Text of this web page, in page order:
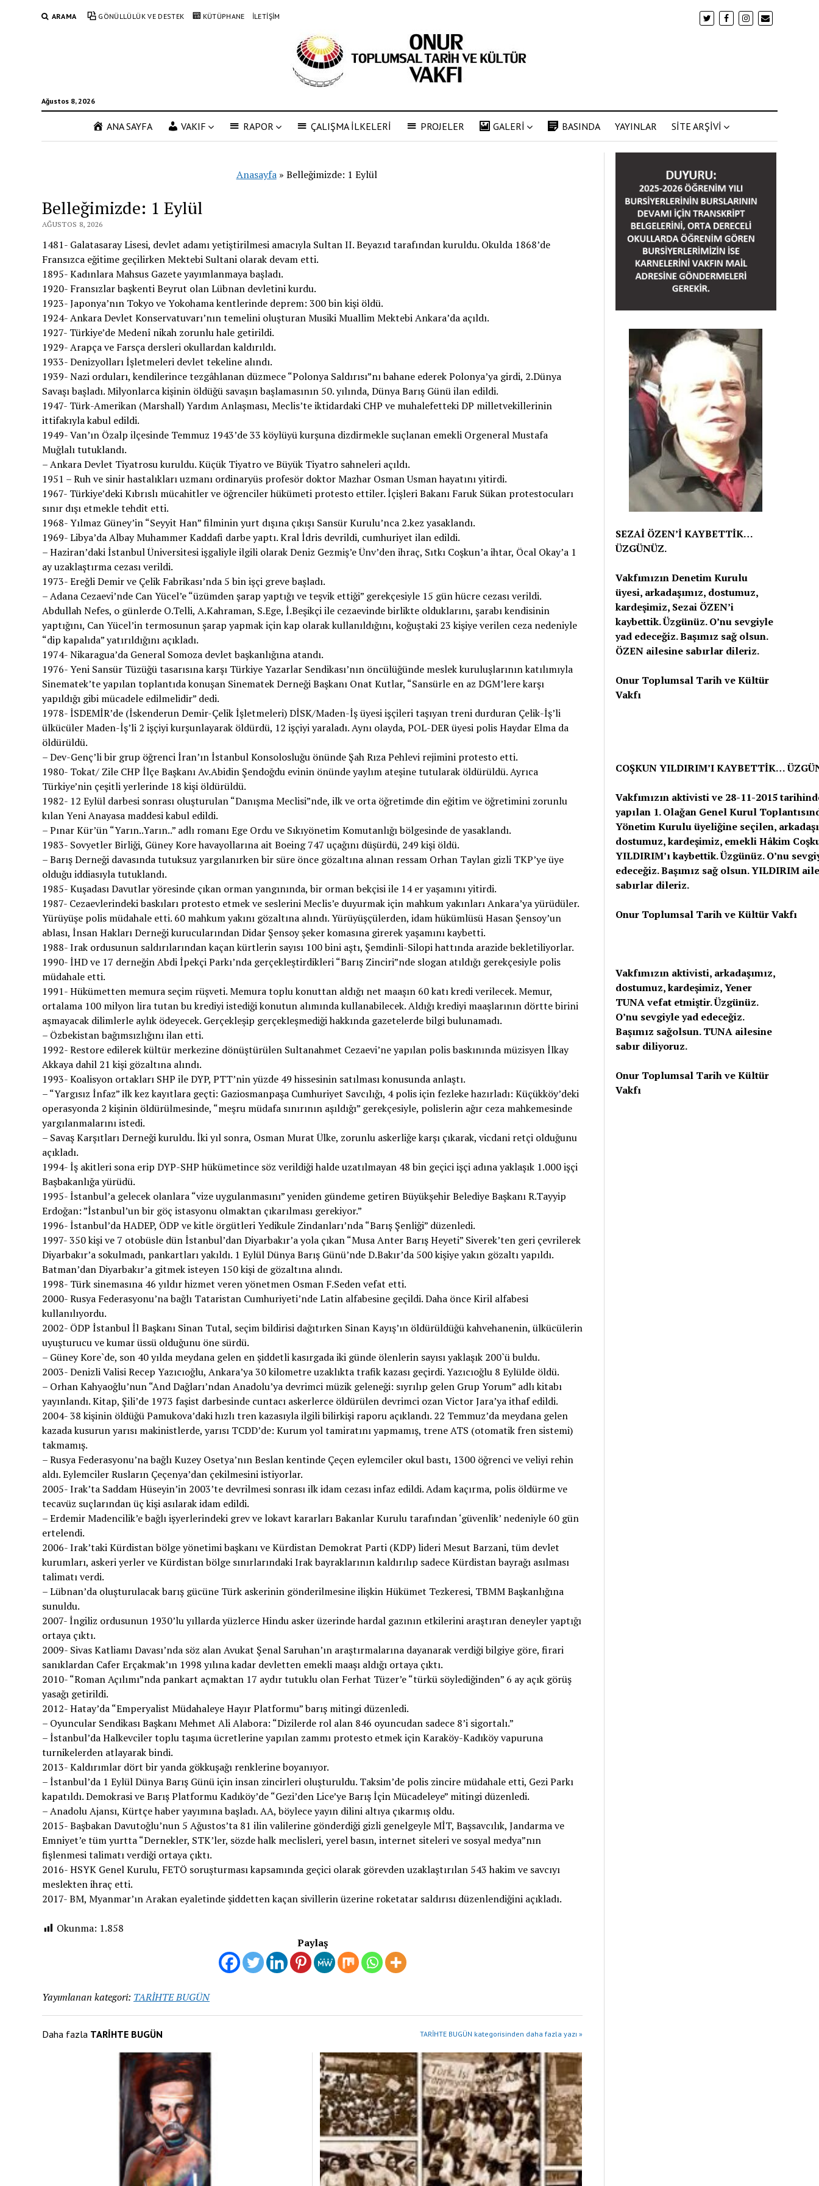
ARAMA GÖNÜLLÜLÜK VE DESTEK KÜTÜPHANE İLETİŞİM
Ağustos 8, 2026
ANA SAYFA VAKIF RAPOR ÇALIŞMA İLKELERİ PROJELER GALERİ BASINDA YAYINLAR SİTE ARŞİVİ
Anasayfa» Belleğimizde: 1 Eylül
Belleğimizde: 1 Eylül
AĞUSTOS 8, 2026
1481- Galatasaray Lisesi, devlet adamı yetiştirilmesi amacıyla Sultan II. Beyazıd tarafından kuruldu. Okulda 1868’de
Fransızca eğitime geçilirken Mektebi Sultani olarak devam etti.
1895- Kadınlara Mahsus Gazete yayımlanmaya başladı.
1920- Fransızlar başkenti Beyrut olan Lübnan devletini kurdu.
1923- Japonya’nın Tokyo ve Yokohama kentlerinde deprem: 300 bin kişi öldü.
1924- Ankara Devlet Konservatuvarı’nın temelini oluşturan Musiki Muallim Mektebi Ankara’da açıldı.
1927- Türkiye’de Medenî nikah zorunlu hale getirildi.
1929- Arapça ve Farsça dersleri okullardan kaldırıldı.
1933- Denizyolları İşletmeleri devlet tekeline alındı.
1939- Nazi orduları, kendilerince tezgâhlanan düzmece “Polonya Saldırısı”nı bahane ederek Polonya’ya girdi, 2.Dünya
Savaşı başladı. Milyonlarca kişinin öldüğü savaşın başlamasının 50. yılında, Dünya Barış Günü ilan edildi.
1947- Türk-Amerikan (Marshall) Yardım Anlaşması, Meclis’te iktidardaki CHP ve muhalefetteki DP milletvekillerinin
ittifakıyla kabul edildi.
1949- Van’ın Özalp ilçesinde Temmuz 1943’de 33 köylüyü kurşuna dizdirmekle suçlanan emekli Orgeneral Mustafa
Muğlalı tutuklandı.
– Ankara Devlet Tiyatrosu kuruldu. Küçük Tiyatro ve Büyük Tiyatro sahneleri açıldı.
1951 – Ruh ve sinir hastalıkları uzmanı ordinaryüs profesör doktor Mazhar Osman Usman hayatını yitirdi.
1967- Türkiye’deki Kıbrıslı mücahitler ve öğrenciler hükümeti protesto ettiler. İçişleri Bakanı Faruk Sükan protestocuları
sınır dışı etmekle tehdit etti.
1968- Yılmaz Güney’in “Seyyit Han” filminin yurt dışına çıkışı Sansür Kurulu’nca 2.kez yasaklandı.
1969- Libya’da Albay Muhammer Kaddafi darbe yaptı. Kral İdris devrildi, cumhuriyet ilan edildi.
– Haziran’daki İstanbul Üniversitesi işgaliyle ilgili olarak Deniz Gezmiş’e Ünv’den ihraç, Sıtkı Coşkun’a ihtar, Öcal Okay’a 1
ay uzaklaştırma cezası verildi.
1973- Ereğli Demir ve Çelik Fabrikası’nda 5 bin işçi greve başladı.
– Adana Cezaevi’nde Can Yücel’e “üzümden şarap yaptığı ve teşvik ettiği” gerekçesiyle 15 gün hücre cezası verildi.
Abdullah Nefes, o günlerde O.Telli, A.Kahraman, S.Ege, İ.Beşikçi ile cezaevinde birlikte olduklarını, şarabı kendisinin
yaptığını, Can Yücel’in termosunun şarap yapmak için kap olarak kullanıldığını, koğuştaki 23 kişiye verilen ceza nedeniyle
“dip kapalıda” yatırıldığını açıkladı.
1974- Nikaragua’da General Somoza devlet başkanlığına atandı.
1976- Yeni Sansür Tüzüğü tasarısına karşı Türkiye Yazarlar Sendikası’nın öncülüğünde meslek kuruluşlarının katılımıyla
Sinematek’te yapılan toplantıda konuşan Sinematek Derneği Başkanı Onat Kutlar, “Sansürle en az DGM’lere karşı
yapıldığı gibi mücadele edilmelidir” dedi.
1978- İSDEMİR’de (İskenderun Demir-Çelik İşletmeleri) DİSK/Maden-İş üyesi işçileri taşıyan treni durduran Çelik-İş’li
ülkücüler Maden-İş’li 2 işçiyi kurşunlayarak öldürdü, 12 işçiyi yaraladı. Aynı olayda, POL-DER üyesi polis Haydar Elma da
öldürüldü.
– Dev-Genç’li bir grup öğrenci İran’ın İstanbul Konsolosluğu önünde Şah Rıza Pehlevi rejimini protesto etti.
1980- Tokat/ Zile CHP İlçe Başkanı Av.Abidin Şendoğdu evinin önünde yaylım ateşine tutularak öldürüldü. Ayrıca
Türkiye’nin çeşitli yerlerinde 18 kişi öldürüldü.
1982- 12 Eylül darbesi sonrası oluşturulan “Danışma Meclisi”nde, ilk ve orta öğretimde din eğitim ve öğretimini zorunlu
kılan Yeni Anayasa maddesi kabul edildi.
– Pınar Kür’ün “Yarın..Yarın..” adlı romanı Ege Ordu ve Sıkıyönetim Komutanlığı bölgesinde de yasaklandı.
1983- Sovyetler Birliği, Güney Kore havayollarına ait Boeing 747 uçağını düşürdü, 249 kişi öldü.
– Barış Derneği davasında tutuksuz yargılanırken bir süre önce gözaltına alınan ressam Orhan Taylan gizli TKP’ye üye
olduğu iddiasıyla tutuklandı.
1985- Kuşadası Davutlar yöresinde çıkan orman yangınında, bir orman bekçisi ile 14 er yaşamını yitirdi.
1987- Cezaevlerindeki baskıları protesto etmek ve seslerini Meclis’e duyurmak için mahkum yakınları Ankara’ya yürüdüler.
Yürüyüşe polis müdahale etti. 60 mahkum yakını gözaltına alındı. Yürüyüşçülerden, idam hükümlüsü Hasan Şensoy’un
ablası, İnsan Hakları Derneği kurucularından Didar Şensoy şeker komasına girerek yaşamını kaybetti.
1988- Irak ordusunun saldırılarından kaçan kürtlerin sayısı 100 bini aştı, Şemdinli-Silopi hattında arazide bekletiliyorlar.
1990- İHD ve 17 derneğin Abdi İpekçi Parkı’nda gerçekleştirdikleri “Barış Zinciri”nde slogan atıldığı gerekçesiyle polis
müdahale etti.
1991- Hükümetten memura seçim rüşveti. Memura toplu konuttan aldığı net maaşın 60 katı kredi verilecek. Memur,
ortalama 100 milyon lira tutan bu krediyi istediği konutun alımında kullanabilecek. Aldığı krediyi maaşlarının dörtte birini
aşmayacak dilimlerle aylık ödeyecek. Gerçekleşip gerçekleşmediği hakkında gazetelerde bilgi bulunamadı.
– Özbekistan bağımsızlığını ilan etti.
1992- Restore edilerek kültür merkezine dönüştürülen Sultanahmet Cezaevi’ne yapılan polis baskınında müzisyen İlkay
Akkaya dahil 21 kişi gözaltına alındı.
1993- Koalisyon ortakları SHP ile DYP, PTT’nin yüzde 49 hissesinin satılması konusunda anlaştı.
– “Yargısız İnfaz” ilk kez kayıtlara geçti: Gaziosmanpaşa Cumhuriyet Savcılığı, 4 polis için fezleke hazırladı: Küçükköy’deki
operasyonda 2 kişinin öldürülmesinde, “meşru müdafa sınırının aşıldığı” gerekçesiyle, polislerin ağır ceza mahkemesinde
yargılanmalarını istedi.
– Savaş Karşıtları Derneği kuruldu. İki yıl sonra, Osman Murat Ülke, zorunlu askerliğe karşı çıkarak, vicdani retçi olduğunu
açıkladı.
1994- İş akitleri sona erip DYP-SHP hükümetince söz verildiği halde uzatılmayan 48 bin geçici işçi adına yaklaşık 1.000 işçi
Başbakanlığa yürüdü.
1995- İstanbul’a gelecek olanlara “vize uygulanmasını” yeniden gündeme getiren Büyükşehir Belediye Başkanı R.Tayyip
Erdoğan: ”İstanbul’un bir göç istasyonu olmaktan çıkarılması gerekiyor.”
1996- İstanbul’da HADEP, ÖDP ve kitle örgütleri Yedikule Zindanları’nda “Barış Şenliği” düzenledi.
1997- 350 kişi ve 7 otobüsle dün İstanbul’dan Diyarbakır’a yola çıkan “Musa Anter Barış Heyeti” Siverek’ten geri çevrilerek
Diyarbakır’a sokulmadı, pankartları yakıldı. 1 Eylül Dünya Barış Günü’nde D.Bakır’da 500 kişiye yakın gözaltı yapıldı.
Batman’dan Diyarbakır’a gitmek isteyen 150 kişi de gözaltına alındı.
1998- Türk sinemasına 46 yıldır hizmet veren yönetmen Osman F.Seden vefat etti.
2000- Rusya Federasyonu’na bağlı Tataristan Cumhuriyeti’nde Latin alfabesine geçildi. Daha önce Kiril alfabesi
kullanılıyordu.
2002- ÖDP İstanbul İl Başkanı Sinan Tutal, seçim bildirisi dağıtırken Sinan Kayış’ın öldürüldüğü kahvehanenin, ülkücülerin
uyuşturucu ve kumar üssü olduğunu öne sürdü.
– Güney Kore`de, son 40 yılda meydana gelen en şiddetli kasırgada iki günde ölenlerin sayısı yaklaşık 200`ü buldu.
2003- Denizli Valisi Recep Yazıcıoğlu, Ankara’ya 30 kilometre uzaklıkta trafik kazası geçirdi. Yazıcıoğlu 8 Eylülde öldü.
– Orhan Kahyaoğlu’nun “And Dağları’ndan Anadolu’ya devrimci müzik geleneği: sıyrılıp gelen Grup Yorum” adlı kitabı
yayınlandı. Kitap, Şili’de 1973 faşist darbesinde cuntacı askerlerce öldürülen devrimci ozan Victor Jara’ya ithaf edildi.
2004- 38 kişinin öldüğü Pamukova’daki hızlı tren kazasıyla ilgili bilirkişi raporu açıklandı. 22 Temmuz’da meydana gelen
kazada kusurun yarısı makinistlerde, yarısı TCDD’de: Kurum yol tamiratını yapmamış, trene ATS (otomatik fren sistemi)
takmamış.
– Rusya Federasyonu’na bağlı Kuzey Osetya’nın Beslan kentinde Çeçen eylemciler okul bastı, 1300 öğrenci ve veliyi rehin
aldı. Eylemciler Rusların Çeçenya’dan çekilmesini istiyorlar.
2005- Irak’ta Saddam Hüseyin’in 2003’te devrilmesi sonrası ilk idam cezası infaz edildi. Adam kaçırma, polis öldürme ve
tecavüz suçlarından üç kişi asılarak idam edildi.
– Erdemir Madencilik’e bağlı işyerlerindeki grev ve lokavt kararları Bakanlar Kurulu tarafından ‘güvenlik’ nedeniyle 60 gün
ertelendi.
2006- Irak’taki Kürdistan bölge yönetimi başkanı ve Kürdistan Demokrat Parti (KDP) lideri Mesut Barzani, tüm devlet
kurumları, askeri yerler ve Kürdistan bölge sınırlarındaki Irak bayraklarının kaldırılıp sadece Kürdistan bayrağı asılması
talimatı verdi.
– Lübnan’da oluşturulacak barış gücüne Türk askerinin gönderilmesine ilişkin Hükümet Tezkeresi, TBMM Başkanlığına
sunuldu.
2007- İngiliz ordusunun 1930’lu yıllarda yüzlerce Hindu asker üzerinde hardal gazının etkilerini araştıran deneyler yaptığı
ortaya çıktı.
2009- Sivas Katliamı Davası’nda söz alan Avukat Şenal Saruhan’ın araştırmalarına dayanarak verdiği bilgiye göre, firari
sanıklardan Cafer Erçakmak’ın 1998 yılına kadar devletten emekli maaşı aldığı ortaya çıktı.
2010- “Roman Açılımı”nda pankart açmaktan 17 aydır tutuklu olan Ferhat Tüzer’e “türkü söylediğinden” 6 ay açık görüş
yasağı getirildi.
2012- Hatay’da “Emperyalist Müdahaleye Hayır Platformu” barış mitingi düzenledi.
– Oyuncular Sendikası Başkanı Mehmet Ali Alabora: “Dizilerde rol alan 846 oyuncudan sadece 8’i sigortalı.”
– İstanbul’da Halkevciler toplu taşıma ücretlerine yapılan zammı protesto etmek için Karaköy-Kadıköy vapuruna
turnikelerden atlayarak bindi.
2013- Kaldırımlar dört bir yanda gökkuşağı renklerine boyanıyor.
– İstanbul’da 1 Eylül Dünya Barış Günü için insan zincirleri oluşturuldu. Taksim’de polis zincire müdahale etti, Gezi Parkı
kapatıldı. Demokrasi ve Barış Platformu Kadıköy’de “Gezi’den Lice’ye Barış İçin Mücadeleye” mitingi düzenledi.
– Anadolu Ajansı, Kürtçe haber yayımına başladı. AA, böylece yayın dilini altıya çıkarmış oldu.
2015- Başbakan Davutoğlu’nun 5 Ağustos’ta 81 ilin valilerine gönderdiği gizli genelgeyle MİT, Başsavcılık, Jandarma ve
Emniyet’e tüm yurtta “Dernekler, STK’ler, sözde halk meclisleri, yerel basın, internet siteleri ve sosyal medya”nın
fişlenmesi talimatı verdiği ortaya çıktı.
2016- HSYK Genel Kurulu, FETÖ soruşturması kapsamında geçici olarak görevden uzaklaştırılan 543 hakim ve savcıyı
meslekten ihraç etti.
2017- BM, Myanmar’ın Arakan eyaletinde şiddetten kaçan sivillerin üzerine roketatar saldırısı düzenlendiğini açıkladı.
Okunma: 1.858
Paylaş
Yayımlanan kategori: TARİHTE BUGÜN
Daha fazla TARİHTE BUGÜN TARİHTE BUGÜN kategorisinden daha fazla yazı »
SEZAİ ÖZEN’İ KAYBETTİK…
ÜZGÜNÜZ.
Vakfımızın Denetim Kurulu
üyesi, arkadaşımız, dostumuz,
kardeşimiz, Sezai ÖZEN’i
kaybettik. Üzgünüz. O’nu sevgiyle
yad edeceğiz. Başımız sağ olsun.
ÖZEN ailesine sabırlar dileriz.
Onur Toplumsal Tarih ve Kültür
Vakfı
COŞKUN YILDIRIM’I KAYBETTİK…
Vakfımızın aktivisti ve 28-11-2015
yapılan 1. Olağan Genel Kurul
Yönetim Kurulu üyeliğine seçilen,
dostumuz, kardeşimiz, emekli Hâkim
YILDIRIM’ı kaybettik. Üzgünüz. O’nu
edeceğiz. Başımız sağ olsun. YILDIRIM
sabırlar dileriz.
Onur Toplumsal Tarih ve Kültür Vakfı
Vakfımızın aktivisti, arkadaşımız,
dostumuz, kardeşimiz, Yener
TUNA vefat etmiştir. Üzgünüz.
O’nu sevgiyle yad edeceğiz.
Başımız sağolsun. TUNA ailesine
sabır diliyoruz.
Onur Toplumsal Tarih ve Kültür
Vakfı